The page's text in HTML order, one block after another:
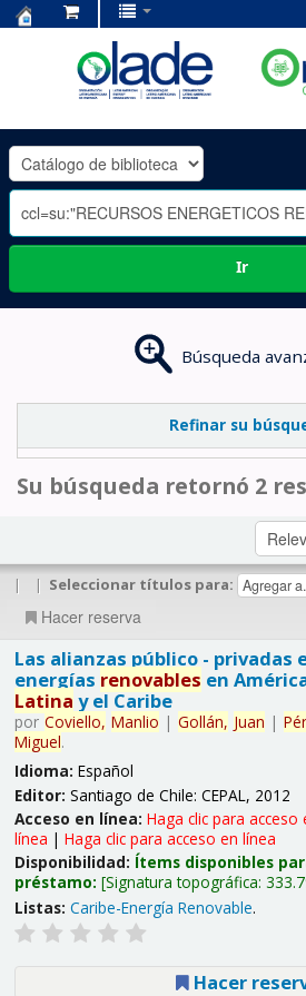
OLADE
-
Ir
Búsqueda
Refinar su
Su búsqueda retornó 2
| | Seleccionar títulos para:
Hacer reserva
Las alianzas público - privadas
energías renovables en
Latina y el Caribe
por Coviello, Manlio | Gollán, Juan |
Miguel.
Idioma: Español
Editor: Santiago de Chile: CEPAL, 2012
Acceso en línea: Haga clic para acceso
línea | Haga clic para acceso en línea
Disponibilidad: Ítems disponibles
préstamo: Signatura topográfica:
Listas: Caribe-Energía Renovable.
Hacer